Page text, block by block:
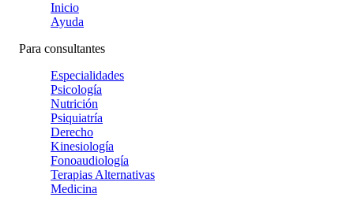
Inicio
Ayuda
Para consultantes
Especialidades
Psicología
Nutrición
Psiquiatría
Derecho
Kinesiología
Fonoaudiología
Terapias Alternativas
Medicina